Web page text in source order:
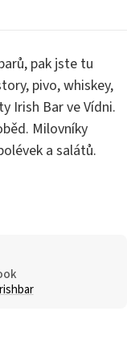
pak jste tu
pivo, whiskey,
Irish Bar ve Vídni.
Milovníky
a salátů.